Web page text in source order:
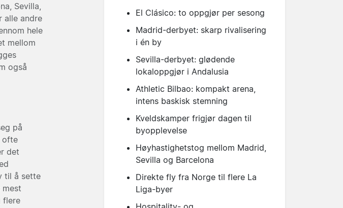
Sevilla,
alle andre
hele
mellom
også
på
ofte
det
til å sette
mest
flere
El Clásico: to oppgjør per sesong
Madrid-derbyet: skarp rivalisering
i én by
Sevilla-derbyet: glødende
lokaloppgjør i Andalusia
Athletic Bilbao: kompakt arena,
intens baskisk stemning
Kveldskamper frigjør dagen til
byopplevelse
Høyhastighetstog mellom Madrid,
Sevilla og Barcelona
Direkte fly fra Norge til flere La
Liga-byer